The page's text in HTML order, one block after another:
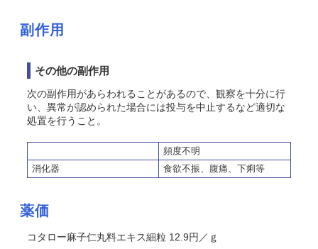
副作用
その他の副作用
次の副作用があらわれることがあるので、観察を十分に行
い、異常が認められた場合には投与を中止するなど適切な
処置を行うこと。
頻度不明
消化器
食欲不振、腹痛、下痢等
薬価
コタロー麻子仁丸料エキス細粒 12.9円／ｇ